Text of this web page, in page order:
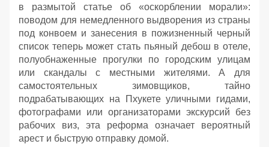
в размытой статье об «оскорблении морали»:
поводом для немедленного выдворения из страны
под конвоем и занесения в пожизненный черный
список теперь может стать пьяный дебош в отеле,
полуобнаженные прогулки по городским улицам
или скандалы с местными жителями. А для
самостоятельных зимовщиков, тайно
подрабатывающих на Пхукете уличными гидами,
фотографами или организаторами экскурсий без
рабочих виз, эта реформа означает вероятный
арест и быструю отправку домой.